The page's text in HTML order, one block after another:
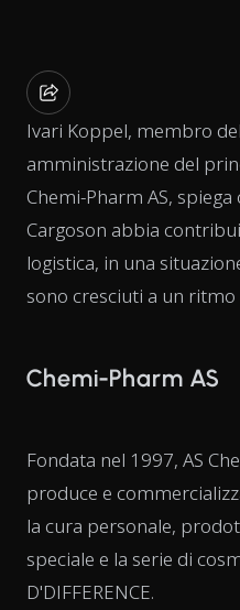
Ivari Koppel, membro
amministrazione del
Chemi-Pharm AS,
Cargoson abbia
logistica, in una
sono cresciuti a un ritmo
Chemi-Pharm AS
Fondata nel 1997, AS
produce e
la cura personale,
speciale e la serie di
D'DIFFERENCE.